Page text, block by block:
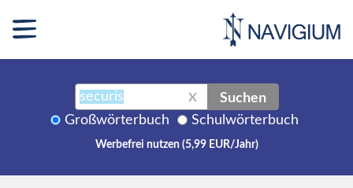
X Suchen
Großwörterbuch Schulwörterbuch
Werbefrei nutzen (5,99 EUR/Jahr)